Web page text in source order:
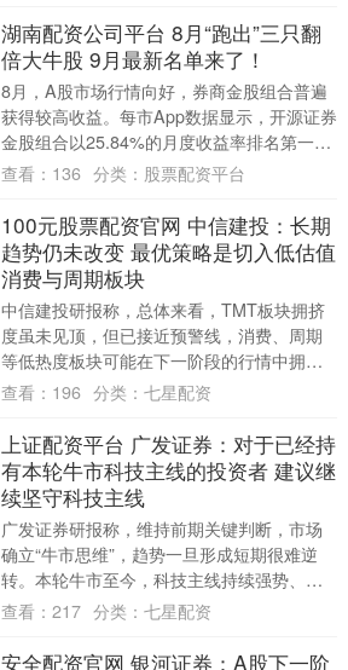
湖南配资公司平台 8月“跑出”三只翻
倍大牛股 9月最新名单来了！
8月，A股市场行情向好，券商金股组合普遍
获得较高收益。每市App数据显示，开源证券
金股组合以25.84%的月度收益率排名第一，
中航证券、国元证券分列第二、第三位....
查看： 136 分类： 股票配资平台
100元股票配资官网 中信建投：长期
趋势仍未改变 最优策略是切入低估值
消费与周期板块
中信建投研报称，总体来看，TMT板块拥挤
度虽未见顶，但已接近预警线，消费、周期
等低热度板块可能在下一阶段的行情中拥有
更高性价比。市场资金从避险逐步转向攻守
查看： 196 分类： 七星配资
上证配资平台 广发证券：对于已经持
有本轮牛市科技主线的投资者 建议继
续坚守科技主线
广发证券研报称，维持前期关键判断，市场
确立“牛市思维”，趋势一旦形成短期很难逆
转。本轮牛市至今，科技主线持续强势、行
业轮动指数下降。对于已经持有本轮牛市科
查看： 217 分类： 七星配资
安全配资官网 银河证券：A股下一阶